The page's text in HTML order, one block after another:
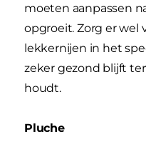
moeten aanpassen
opgroeit. Zorg er wel
lekkernijen in het
zeker gezond blijft
houdt.
Pluche